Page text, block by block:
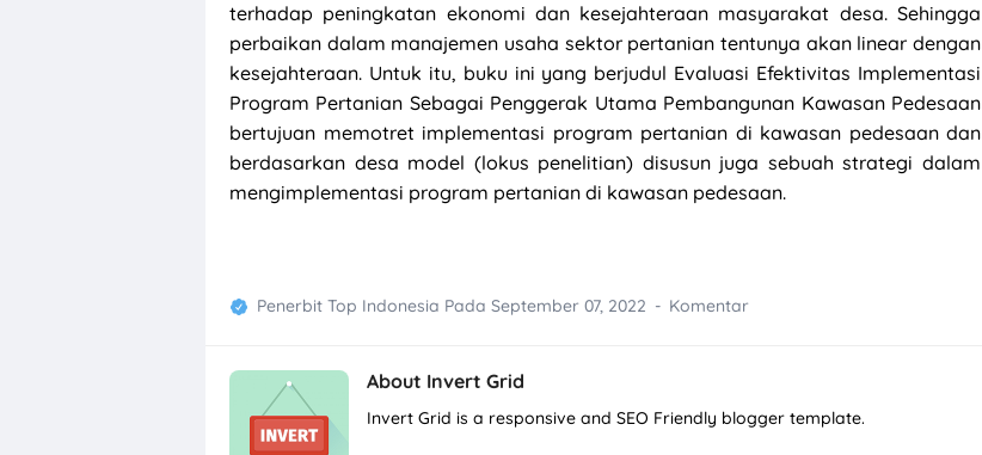
terhadap peningkatan ekonomi dan kesejahteraan masyarakat desa. Sehingga
perbaikan dalam manajemen usaha sektor pertanian tentunya akan linear dengan
kesejahteraan. Untuk itu, buku ini yang berjudul Evaluasi Efektivitas Implementasi
Program Pertanian Sebagai Penggerak Utama Pembangunan Kawasan Pedesaan
bertujuan memotret implementasi program pertanian di kawasan pedesaan dan
berdasarkan desa model (lokus penelitian) disusun juga sebuah strategi dalam
mengimplementasi program pertanian di kawasan pedesaan.
Penerbit Top Indonesia Pada September 07, 2022 Komentar
About Invert Grid
Invert Grid is a responsive and SEO Friendly blogger template.